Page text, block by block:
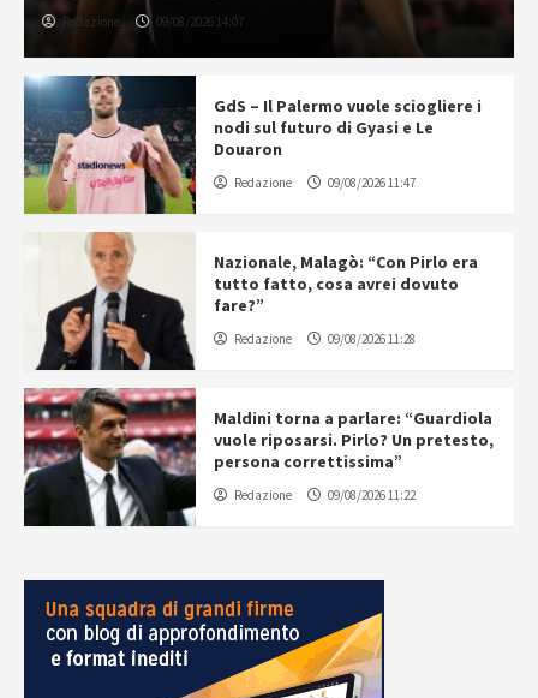
Redazione 09/08/2026 14:07
GdS – Il Palermo vuole sciogliere i
nodi sul futuro di Gyasi e Le
Douaron
Redazione 09/08/2026 11:47
Nazionale, Malagò: “Con Pirlo era
tutto fatto, cosa avrei dovuto
fare?”
Redazione 09/08/2026 11:28
Maldini torna a parlare: “Guardiola
vuole riposarsi. Pirlo? Un pretesto,
persona correttissima”
Redazione 09/08/2026 11:22